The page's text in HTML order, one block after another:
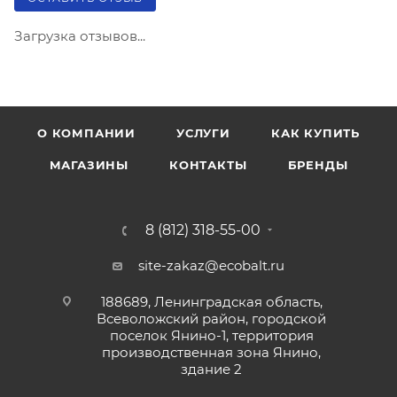
Загрузка отзывов...
О КОМПАНИИ УСЛУГИ КАК КУПИТЬ
МАГАЗИНЫ КОНТАКТЫ БРЕНДЫ
8 (812) 318-55-00
site-zakaz@ecobalt.ru
188689, Ленинградская область,
Всеволожский район, городской
поселок Янино-1, территория
производственная зона Янино,
здание 2